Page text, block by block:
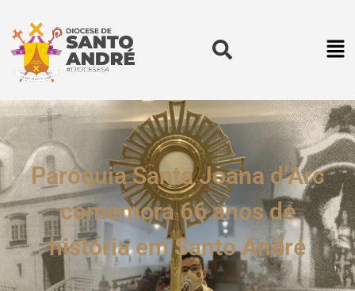
Paróquia Santa Joana d’Arc
comemora 66 anos de
história em Santo André